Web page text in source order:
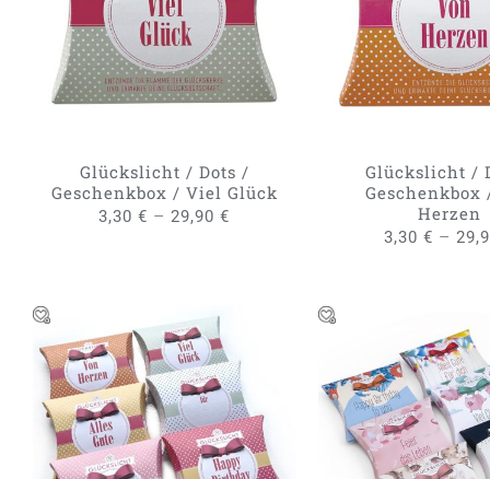
PRODUKT
WEIST
MEHRERE
VARIANTEN
AUF.
KÖNNEN
AUF
QUICK VIEW
Glückslicht / Dots /
Geschenkbox / Viel Glück
3,30€ –29,90€
QUICK VIEW
Glückslicht /
Geschenkbox
Herzen
3,30€ –
IN DEN WARENKORB
/
QUICK VIEW
IN DEN
QUICK VIEW